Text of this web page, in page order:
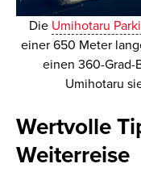
Die Umihotaru
einer 650 Meter
einen 360-Grad-
Umihotaru
Wertvolle
Weiterreise